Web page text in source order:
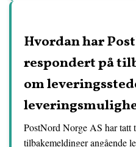
Hvordan har
respondert på
om
PostNord Norge AS har tatt
tilbakemeldinger angående